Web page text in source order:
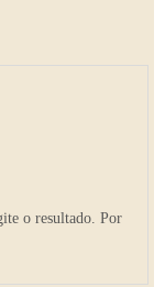
o resultado. Por